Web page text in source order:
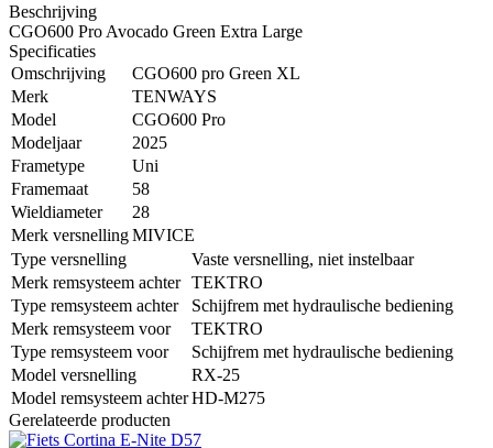
Beschrijving
CGO600 Pro Avocado Green Extra Large
Specificaties
Omschrijving
CGO600 pro Green XL
Merk
TENWAYS
Model
CGO600 Pro
Modeljaar
2025
Frametype
Uni
Framemaat
58
Wieldiameter
28
Merk versnellingMIVICE
Type versnelling
Vaste versnelling, niet instelbaar
Merk remsysteem achter TEKTRO
Type remsysteem achter
Schijfrem met hydraulische bediening
Merk remsysteem voor
TEKTRO
Type remsysteem voor
Schijfrem met hydraulische bediening
Model versnelling
RX-25
Model remsysteem achterHD-M275
Gerelateerde producten